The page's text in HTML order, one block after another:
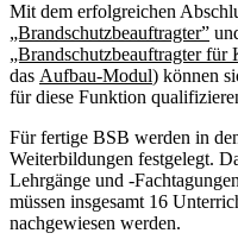
Mit dem erfolgreichen
„Brandschutzbeauftragter”
„Brandschutzbeauftragter für
das Aufbau-Modul) können
für diese Funktion
Für fertige BSB werden in
Weiterbildungen festgelegt.
Lehrgänge und -
müssen insgesamt 16
nachgewiesen werden.